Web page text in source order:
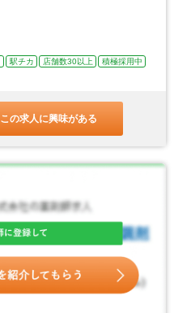
駅チカ 店舗数30以上
積極採用中
この求人に興味がある